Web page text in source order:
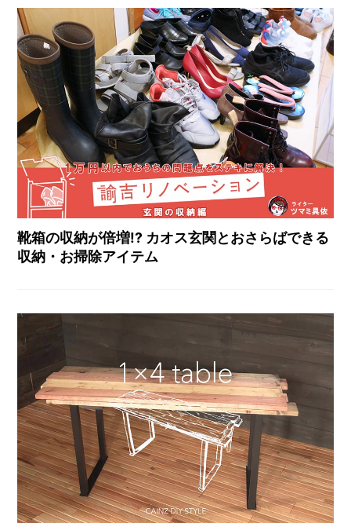
靴箱の収納が倍増!? カオス玄関とおさらばできる
収納・お掃除アイテム